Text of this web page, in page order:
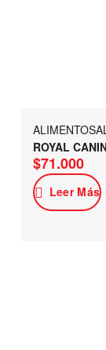
ALIMENTOS
ROYAL
$71.000
Leer Más